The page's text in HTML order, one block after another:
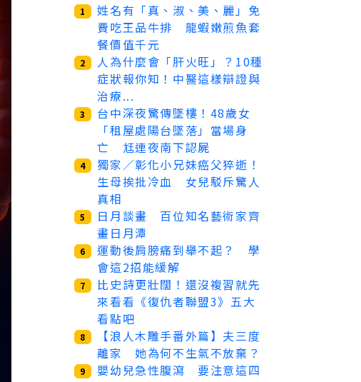
1
姓名有「真、淑、美、麗」免
費吃王品牛排 龍蝦嫩煎魚套
餐價值千元
2
人為什麼會「肝火旺」？10種
症狀報你知！中醫這樣辯證與
治療...
3
台中深夜驚傳墜樓！48歲女
「租屋處陽台墜落」當場身
亡 尪連夜南下認屍
4
獨家／彰化小兄妹癌父猝逝！
生母挨批冷血 女兒駁斥驚人
真相
5
日月談畫 百位知名藝術家齊
畫日月潭
6
運動後肩膀痛到舉不起？ 學
會這2招能緩解
7
比史詩更壯闊！還沒複習就先
來看看《復仇者聯盟3》五大
看點吧
8
【浪人木雕手番外篇】夫三度
離家 她為何不生氣不放棄？
9
嬰幼兒急性腹瀉 要注意這四